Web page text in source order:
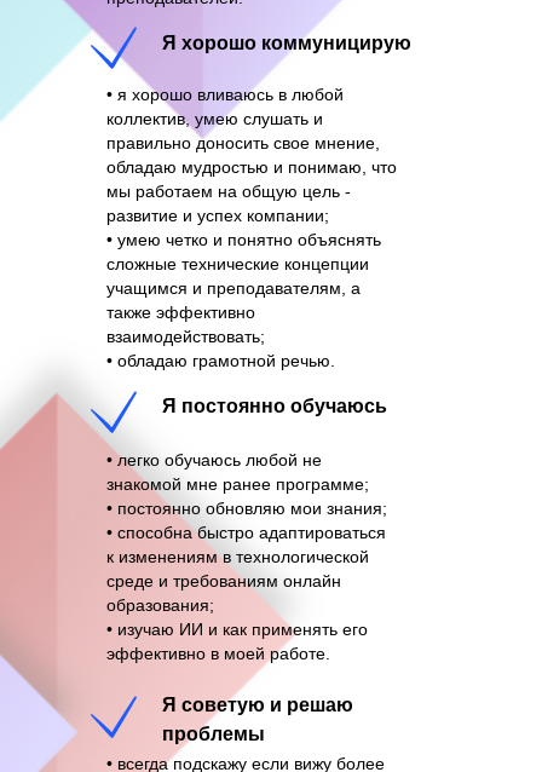
Я хорошо коммуницирую
• я хорошо вливаюсь в любой
коллектив, умею слушать и
правильно доносить свое мнение,
обладаю мудростью и понимаю, что
мы работаем на общую цель -
развитие и успех компании;
• умею четко и понятно объяснять
сложные технические концепции
учащимся и преподавателям, а
также эффективно
взаимодействовать;
• обладаю грамотной речью.
Я постоянно обучаюсь
• легко обучаюсь любой не
знакомой мне ранее программе;
• постоянно обновляю мои знания;
• способна быстро адаптироваться
к изменениям в технологической
среде и требованиям онлайн
образования;
• изучаю ИИ и как применять его
эффективно в моей работе.
Я советую и решаю
проблемы
• всегда подскажу если вижу более